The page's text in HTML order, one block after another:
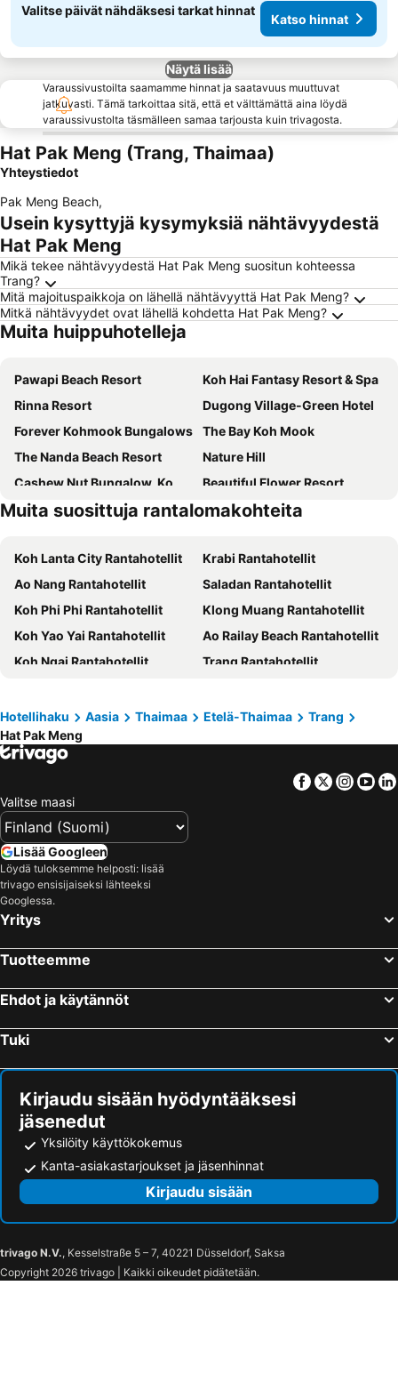
Valitse päivät nähdäksesi tarkat hinnat
Katso hinnat
Näytä lisää
Varaussivustoilta saamamme hinnat ja saatavuus muuttuvat
jatkuvasti. Tämä tarkoittaa sitä, että et välttämättä aina löydä
varaussivustolta täsmälleen samaa tarjousta kuin trivagosta.
Hat Pak Meng (Trang, Thaimaa)
Yhteystiedot
Pak Meng Beach,
Usein kysyttyjä kysymyksiä nähtävyydestä
Hat Pak Meng
Mikä tekee nähtävyydestä Hat Pak Meng suositun kohteessa
Trang?
Mitä majoituspaikkoja on lähellä nähtävyyttä Hat Pak Meng?
Mitkä nähtävyydet ovat lähellä kohdetta Hat Pak Meng?
Muita huippuhotelleja
Pawapi Beach Resort
Koh Hai Fantasy Resort & Spa
Rinna Resort
Dugong Village-Green Hotel
Forever Kohmook Bungalows
The Bay Koh Mook
The Nanda Beach Resort
Nature Hill
Cashew Nut Bungalow, Ko Mook
Beautiful Flower Resort
Coco Cottage Resort
Muita suosittuja rantalomakohteita
Koh Lanta City Rantahotellit
Krabi Rantahotellit
Ao Nang Rantahotellit
Saladan Rantahotellit
Koh Phi Phi Rantahotellit
Klong Muang Rantahotellit
Koh Yao Yai Rantahotellit
Ao Railay Beach Rantahotellit
Koh Ngai Rantahotellit
Trang Rantahotellit
Koh Lao Liang Rantahotellit
Phatthalung Rantahotellit
Hotellihaku Aasia Thaimaa Etelä-Thaimaa
Trang
Hat Pak Meng
Facebook
Twitter
Valitse maasi
Lisää Googleen
Löydä tuloksemme helposti: lisää
trivago ensisijaiseksi lähteeksi
Googlessa.
Yritys
Tuotteemme
Ehdot ja käytännöt
Tuki
Kirjaudu sisään hyödyntääksesi
jäsenedut
Yksilöity käyttökokemus
Kanta-asiakastarjoukset ja jäsenhinnat
Kirjaudu sisään
trivago N.V., Kesselstraße 5 – 7, 40221 Düsseldorf, Saksa
Copyright 2026 trivago | Kaikki oikeudet pidätetään.